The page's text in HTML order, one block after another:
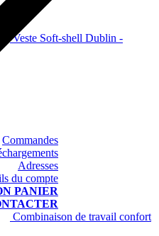
Commandes
Adresses
du compte
PANIER
Veste Soft-shell Dublin -
Combinaison de travail confort